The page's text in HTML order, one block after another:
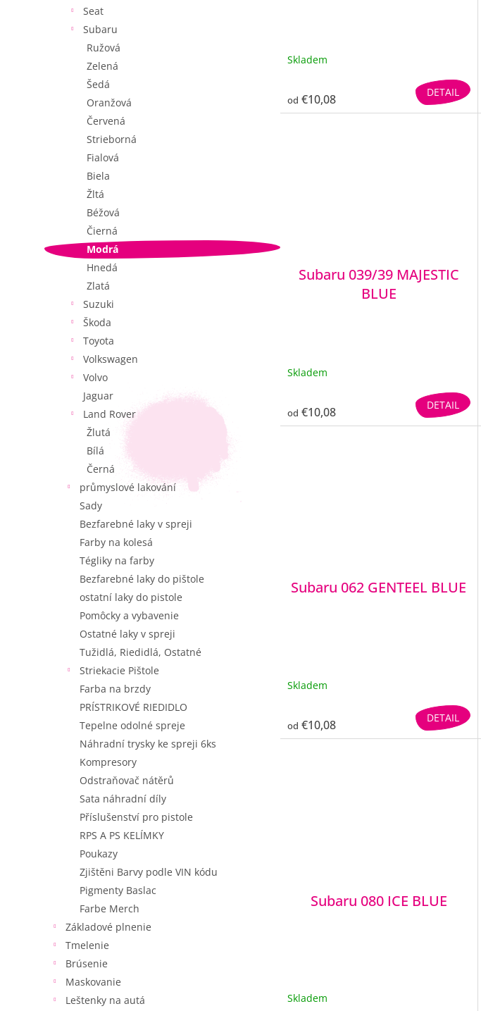
Seat
Subaru
Ružová
Zelená
Šedá
Oranžová
Červená
Strieborná
Fialová
Biela
Žltá
Béžová
Čierná
Modrá
Hnedá
Zlatá
Suzuki
Škoda
Toyota
Volkswagen
Volvo
Jaguar
Land Rover
Žlutá
Bílá
Černá
průmyslové lakování
Sady
Bezfarebné laky v spreji
Farby na kolesá
Tégliky na farby
Bezfarebné laky do pištole
ostatní laky do pistole
Pomôcky a vybavenie
Ostatné laky v spreji
Tužidlá, Riedidlá, Ostatné
Striekacie Pištole
Farba na brzdy
PRÍSTRIKOVÉ RIEDIDLO
Tepelne odolné spreje
Náhradní trysky ke spreji 6ks
Kompresory
Odstraňovač nátěrů
Sata náhradní díly
Příslušenství pro pistole
RPS A PS KELÍMKY
Poukazy
Zjištěni Barvy podle VIN kódu
Pigmenty Baslac
Farbe Merch
Základové plnenie
Tmelenie
Brúsenie
Maskovanie
Leštenky na autá
Skladem
od €10,08 DETAIL
Subaru 039/39 MAJESTIC
BLUE
Skladem
od €10,08 DETAIL
Subaru 062 GENTEEL BLUE
Skladem
od €10,08 DETAIL
Subaru 080 ICE BLUE
Skladem